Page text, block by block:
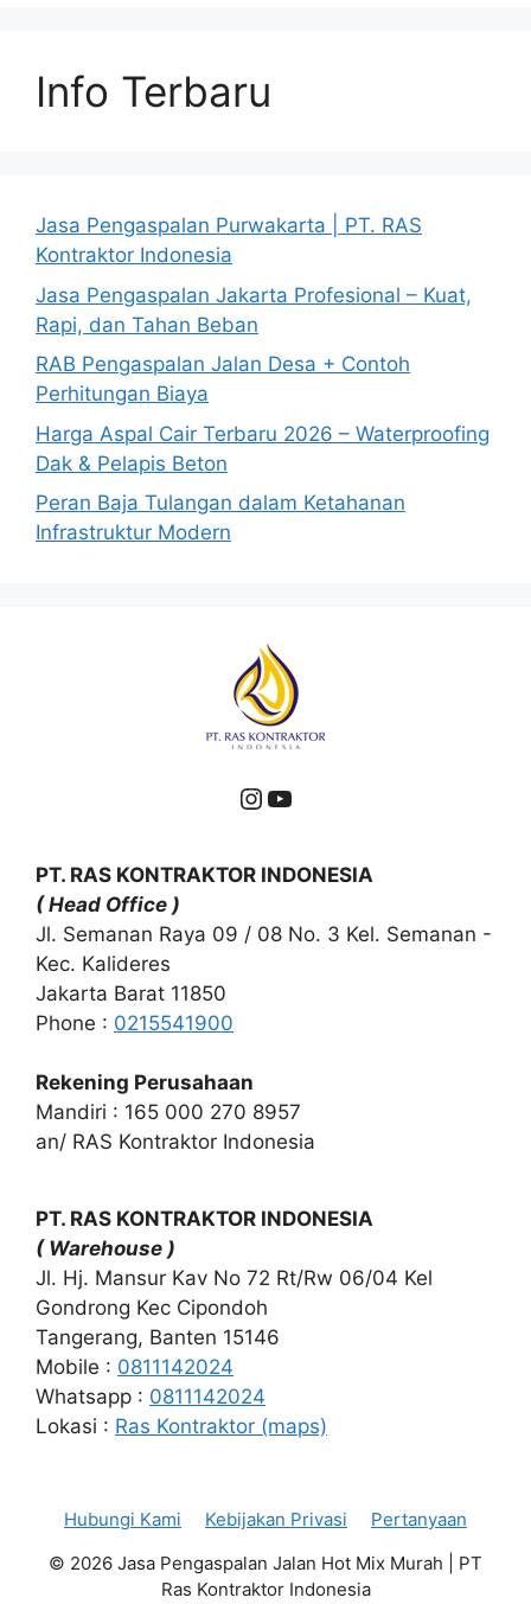
Info Terbaru
Jasa Pengaspalan Purwakarta | PT. RAS
Kontraktor Indonesia
Jasa Pengaspalan Jakarta Profesional – Kuat,
Rapi, dan Tahan Beban
RAB Pengaspalan Jalan Desa + Contoh
Perhitungan Biaya
Harga Aspal Cair Terbaru 2026 – Waterproofing
Dak & Pelapis Beton
Peran Baja Tulangan dalam Ketahanan
Infrastruktur Modern
Instagram
YouTube
PT. RAS KONTRAKTOR INDONESIA
( Head Office )
Jl. Semanan Raya 09 / 08 No. 3 Kel. Semanan -
Kec. Kalideres
Jakarta Barat 11850
Phone : 0215541900
Rekening Perusahaan
Mandiri : 165 000 270 8957
an/ RAS Kontraktor Indonesia
PT. RAS KONTRAKTOR INDONESIA
( Warehouse )
Jl. Hj. Mansur Kav No 72 Rt/Rw 06/04 Kel
Gondrong Kec Cipondoh
Tangerang, Banten 15146
Mobile : 0811142024
Whatsapp : 0811142024
Lokasi : Ras Kontraktor (maps)
Hubungi Kami Kebijakan Privasi
Pertanyaan
© 2026 Jasa Pengaspalan Jalan Hot Mix Murah | PT
Ras Kontraktor Indonesia